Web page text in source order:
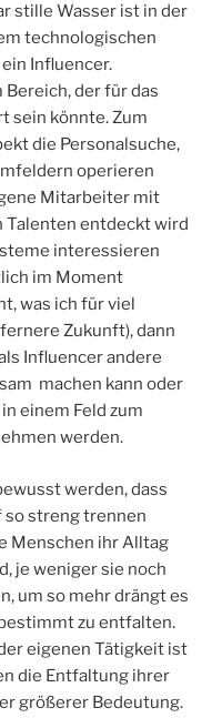
stille Wasser ist in der
technologischen
Influencer.
der für das
sein könnte. Zum
die Personalsuche,
operieren
Mitarbeiter mit
Talenten entdeckt wird
interessieren
im Moment
was ich für viel
Zukunft), dann
Influencer andere
machen kann oder
einem Feld zum
werden.
werden, dass
so streng trennen
Menschen ihr Alltag
je weniger sie noch
um so mehr drängt es
zu entfalten.
eigenen Tätigkeit ist
die Entfaltung ihrer
größerer Bedeutung.